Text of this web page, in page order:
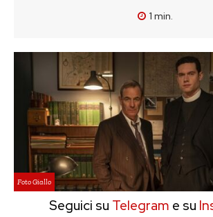
1 min.
Foto Giallo
Seguici su Telegram e su